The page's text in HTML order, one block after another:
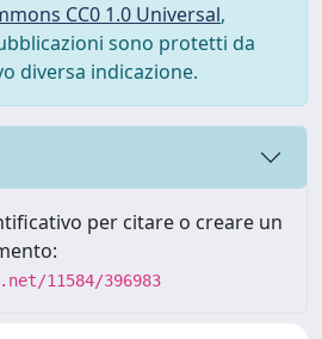
CC0 1.0 Universal,
sono protetti da
diversa indicazione.
per citare o creare un
11584/396983